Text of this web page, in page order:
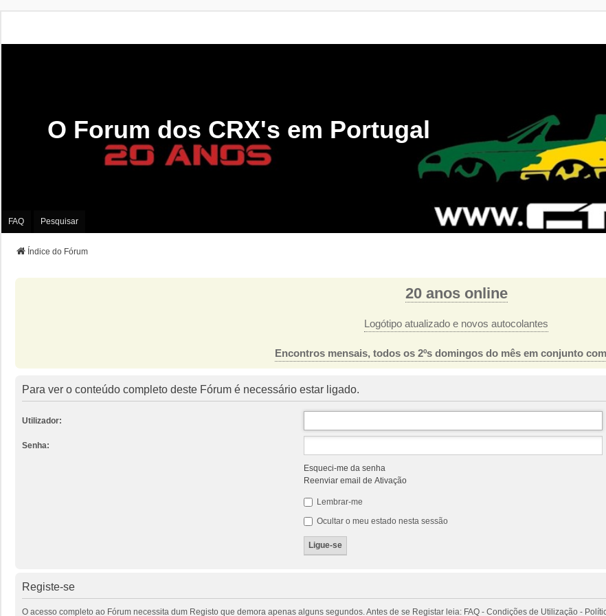
O Forum dos CRX's em Portugal
FAQ Pesquisar
Índice do Fórum
20 anos online
Logótipo atualizado e novos autocolantes
Encontros mensais, todos os 2ºs domingos do mês em conjunto
Para ver o conteúdo completo deste Fórum é necessário estar ligado.
Utilizador:
Senha:
Esqueci-me da senha
Reenviar email de Ativação
Lembrar-me
Ocultar o meu estado nesta sessão
Registe-se
O acesso completo ao Fórum necessita dum Registo que demora apenas alguns segundos. Antes de se Registar leia: FAQ - Condições de Utilização -